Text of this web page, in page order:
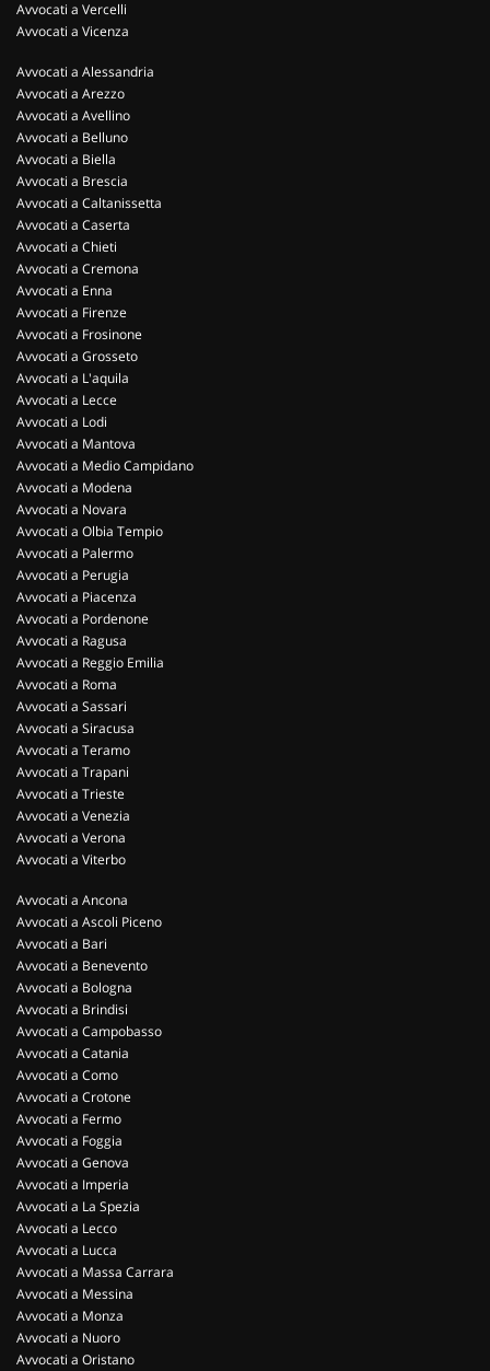
Avvocati a Vercelli
Avvocati a Vicenza
Avvocati a Alessandria
Avvocati a Arezzo
Avvocati a Avellino
Avvocati a Belluno
Avvocati a Biella
Avvocati a Brescia
Avvocati a Caltanissetta
Avvocati a Caserta
Avvocati a Chieti
Avvocati a Cremona
Avvocati a Enna
Avvocati a Firenze
Avvocati a Frosinone
Avvocati a Grosseto
Avvocati a L'aquila
Avvocati a Lecce
Avvocati a Lodi
Avvocati a Mantova
Avvocati a Medio Campidano
Avvocati a Modena
Avvocati a Novara
Avvocati a Olbia Tempio
Avvocati a Palermo
Avvocati a Perugia
Avvocati a Piacenza
Avvocati a Pordenone
Avvocati a Ragusa
Avvocati a Reggio Emilia
Avvocati a Roma
Avvocati a Sassari
Avvocati a Siracusa
Avvocati a Teramo
Avvocati a Trapani
Avvocati a Trieste
Avvocati a Venezia
Avvocati a Verona
Avvocati a Viterbo
Avvocati a Ancona
Avvocati a Ascoli Piceno
Avvocati a Bari
Avvocati a Benevento
Avvocati a Bologna
Avvocati a Brindisi
Avvocati a Campobasso
Avvocati a Catania
Avvocati a Como
Avvocati a Crotone
Avvocati a Fermo
Avvocati a Foggia
Avvocati a Genova
Avvocati a Imperia
Avvocati a La Spezia
Avvocati a Lecco
Avvocati a Lucca
Avvocati a Massa Carrara
Avvocati a Messina
Avvocati a Monza
Avvocati a Nuoro
Avvocati a Oristano